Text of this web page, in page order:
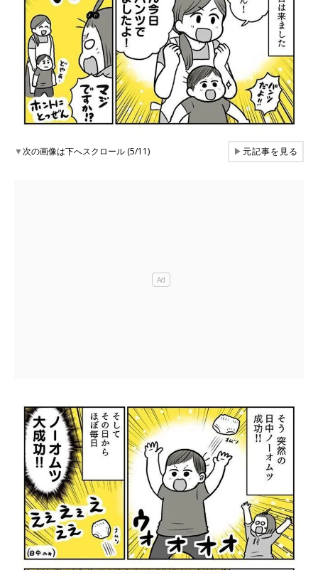
▼次の画像は下へスクロール (5/11) ▶元記事を見る